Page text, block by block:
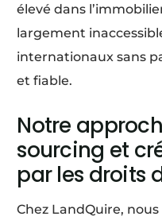
élevé dans
largement
internationaux sans
et fiable.
Notre
sourcing et
par les droits
Chez LandQuire,